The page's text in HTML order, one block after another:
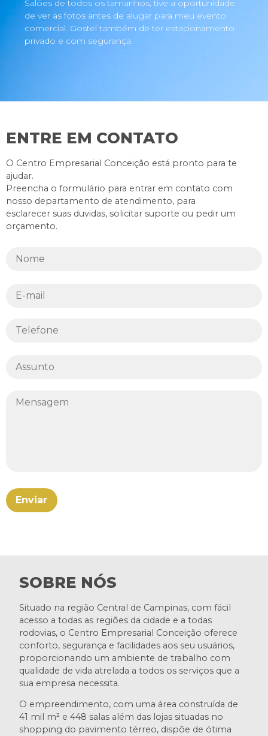
Salões de todos os tamanhos, tive a oportunidade
de ver as fotos antes de alugar para meu evento
comercial. Gostei também de ter estacionamento
privado e com segurança.
ENTRE EM CONTATO
O Centro Empresarial Conceição está pronto para te
ajudar.
Preencha o formulário para entrar em contato com
nosso departamento de atendimento, para
esclarecer suas duvidas, solicitar suporte ou pedir um
orçamento.
SOBRE NÓS
Situado na região Central de Campinas, com fácil
acesso a todas as regiões da cidade e a todas
rodovias, o Centro Empresarial Conceição oferece
conforto, segurança e facilidades aos seu usuários,
proporcionando um ambiente de trabalho com
qualidade de vida atrelada a todos os serviços que a
sua empresa necessita.
O empreendimento, com uma área construída de
41 mil m² e 448 salas além das lojas situadas no
shopping do pavimento térreo, dispõe de ótima